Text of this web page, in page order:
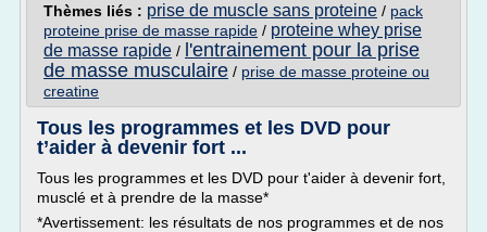
Thèmes liés : prise de muscle sans proteine / pack
proteine prise de masse rapide / proteine whey prise
de masse rapide / l'entrainement pour la prise
de masse musculaire / prise de masse proteine ou
creatine
Tous les programmes et les DVD pour
t’aider à devenir fort ...
Tous les programmes et les DVD pour t'aider à devenir fort,
musclé et à prendre de la masse*
*Avertissement: les résultats de nos programmes et de nos